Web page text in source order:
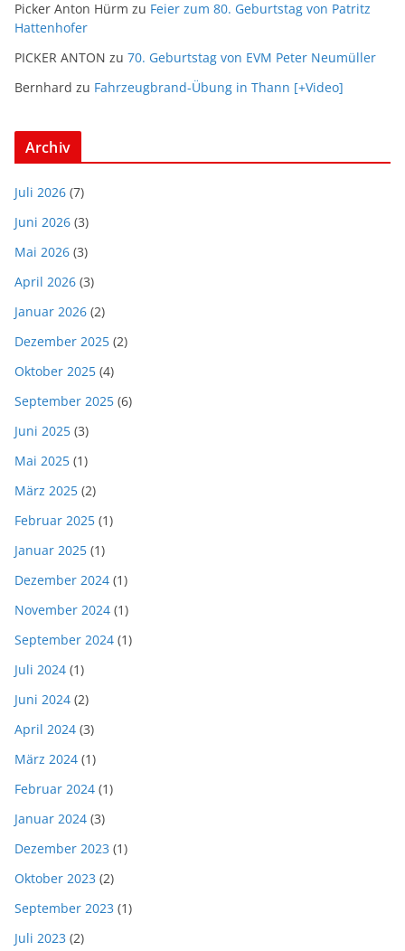
Picker Anton Hürm zu Feier zum 80. Geburtstag von Patritz
Hattenhofer
PICKER ANTON zu 70. Geburtstag von EVM Peter Neumüller
Bernhard zu Fahrzeugbrand-Übung in Thann [+Video]
Archiv
Juli 2026 (7)
Juni 2026 (3)
Mai 2026 (3)
April 2026 (3)
Januar 2026 (2)
Dezember 2025 (2)
Oktober 2025 (4)
September 2025 (6)
Juni 2025 (3)
Mai 2025 (1)
März 2025 (2)
Februar 2025 (1)
Januar 2025 (1)
Dezember 2024 (1)
November 2024 (1)
September 2024 (1)
Juli 2024 (1)
Juni 2024 (2)
April 2024 (3)
März 2024 (1)
Februar 2024 (1)
Januar 2024 (3)
Dezember 2023 (1)
Oktober 2023 (2)
September 2023 (1)
Juli 2023 (2)